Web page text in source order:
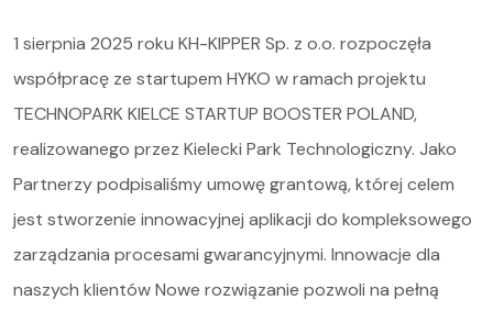
1 sierpnia 2025 roku KH-KIPPER Sp. z o.o. rozpoczęła
współpracę ze startupem HYKO w ramach projektu
TECHNOPARK KIELCE STARTUP BOOSTER POLAND,
realizowanego przez Kielecki Park Technologiczny. Jako
Partnerzy podpisaliśmy umowę grantową, której celem
jest stworzenie innowacyjnej aplikacji do kompleksowego
zarządzania procesami gwarancyjnymi. Innowacje dla
naszych klientów Nowe rozwiązanie pozwoli na pełną